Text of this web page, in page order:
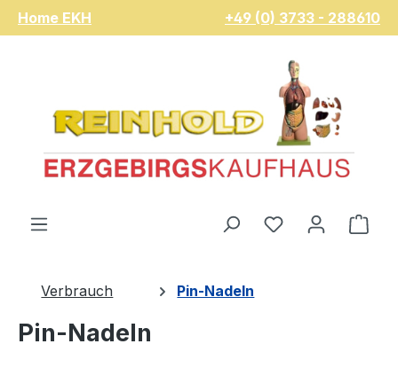
Zum Hauptinhalt springen
Home EKH +49 (0) 3733 - 288610
Du hast 0
Verbrauch Pin-Nadeln
Pin-Nadeln